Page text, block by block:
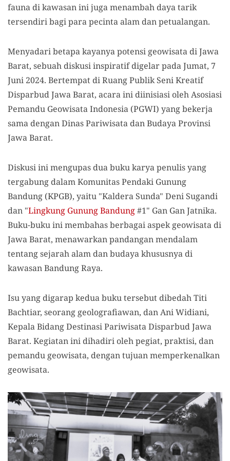
fauna di kawasan ini juga menambah daya tarik
tersendiri bagi para pecinta alam dan petualangan.
Menyadari betapa kayanya potensi geowisata di Jawa
Barat, sebuah diskusi inspiratif digelar pada Jumat, 7
Juni 2024. Bertempat di Ruang Publik Seni Kreatif
Disparbud Jawa Barat, acara ini diinisiasi oleh Asosiasi
Pemandu Geowisata Indonesia (PGWI) yang bekerja
sama dengan Dinas Pariwisata dan Budaya Provinsi
Jawa Barat.
Diskusi ini mengupas dua buku karya penulis yang
tergabung dalam Komunitas Pendaki Gunung
Bandung (KPGB), yaitu "Kaldera Sunda" Deni Sugandi
dan "Lingkung Gunung Bandung#1" Gan Gan Jatnika.
Buku-buku ini membahas berbagai aspek geowisata di
Jawa Barat, menawarkan pandangan mendalam
tentang sejarah alam dan budaya khususnya di
kawasan Bandung Raya.
Isu yang digarap kedua buku tersebut dibedah Titi
Bachtiar, seorang geolografiawan, dan Ani Widiani,
Kepala Bidang Destinasi Pariwisata Disparbud Jawa
Barat. Kegiatan ini dihadiri oleh pegiat, praktisi, dan
pemandu geowisata, dengan tujuan memperkenalkan
geowisata.